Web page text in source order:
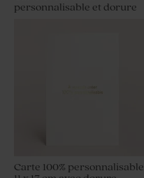
personnalisable et dorure
Carte 100% personnalisable